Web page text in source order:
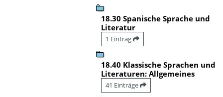
18.30 Spanische Sprache und
Literatur
1 Eintrag
18.40 Klassische Sprachen und
Literaturen: Allgemeines
41 Einträge